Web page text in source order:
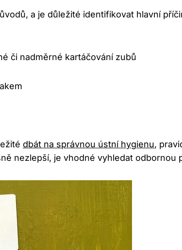
a je důležité identifikovat hlavní
či nadměrné kartáčování zubů
dbát na správnou ústní hygienu,
nezlepší, je vhodné vyhledat odbornou